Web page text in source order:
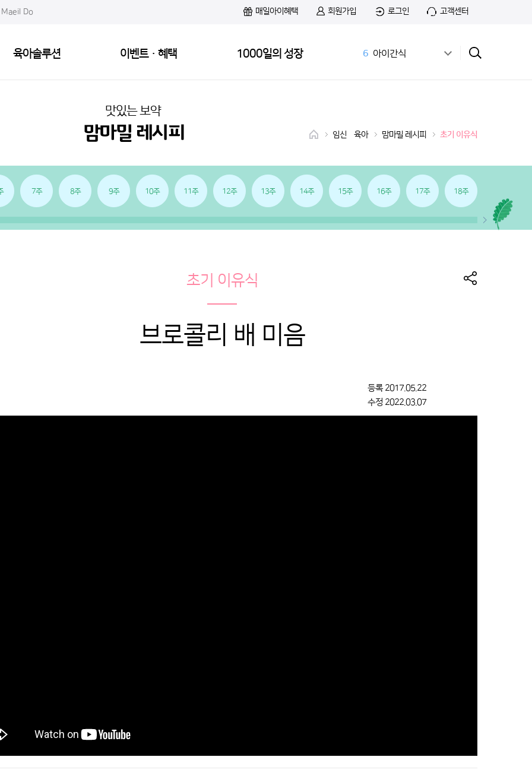
Maeil Do 매일아이혜택 회원가입 로그인 고객센터
육아솔루션 이벤트·혜택 1000일의 성장
3
공식몰
7 01:14 03:01
맛있는 보약
임신•육아 맘마밀 레시피 초기 이유식
7주 8주 9주 10주 11주 12주 13주 14주 15주 16주 17주 18주
초기 이유식
브로콜리 배 미음
등록2017.05.22
수정 2022.03.07